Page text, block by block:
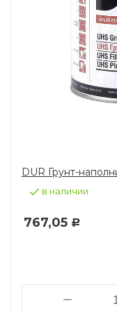
DUR Грунт-
в наличии
767,05 Р